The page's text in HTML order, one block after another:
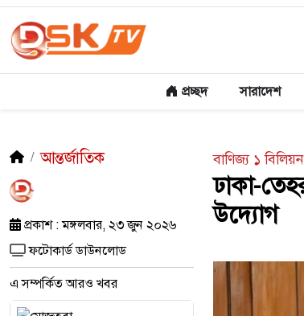
প্রচ্ছদ সারাদেশ
আন্তর্জাতিক
প্রকাশ : মঙ্গলবার, ২৩ জুন ২০২৬
ফটোকার্ড ডাউনলোড
এ সম্পর্কিত আরও খবর
বাণিজ্য ১
ঢাকা-
উদ্যোগ